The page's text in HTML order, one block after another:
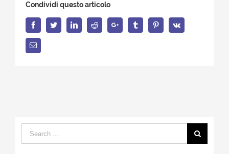
Condividi questo articolo
FacebookTwitterLinkedInReddit Google+ Tumblr PinterestVk
Email
Search
for: